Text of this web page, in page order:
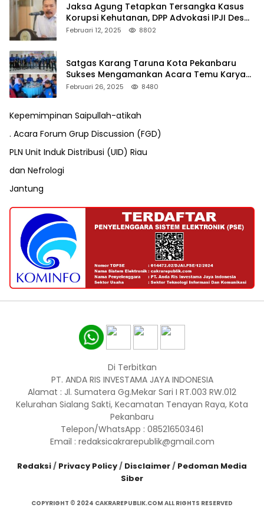
Jaksa Agung Tetapkan Tersangka Kasus
Korupsi Kehutanan, DPP Advokasi IPJI Desak
Pengusutan Pajak RAPP
Februari 12, 2025 8802
Satgas Karang Taruna Kota Pekanbaru
Sukses Mengamankan Acara Temu Karya
VII Karang Taruna Pekanbaru
Februari 26, 2025 8480
Kepemimpinan Saipullah-atikah
. Acara Forum Grup Discussion (FGD)
PLN Unit Induk Distribusi (UID) Riau
dan Nefrologi
Jantung
Di Terbitkan
PT. ANDA RIS INVESTAMA JAYA INDONESIA
Alamat : Jl. Sumatera Gg.Mekar Sari I RT.003 RW.012
Kelurahan Sialang Sakti, Kecamatan Tenayan Raya, Kota
Pekanbaru
Telepon/WhatsApp : 085216503461
Email : redaksicakrarepublik@gmail.com
Redaksi/ Privacy Policy/ Disclaimer/ Pedoman Media
Siber
COPYRIGHT © 2024 CAKRAREPUBLIK.COM ALL RIGHTS RESERVED